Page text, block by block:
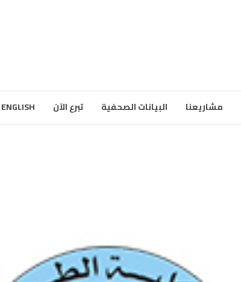
مشاريعنا البيانات الصحفية تبرع الآن ENGLISH